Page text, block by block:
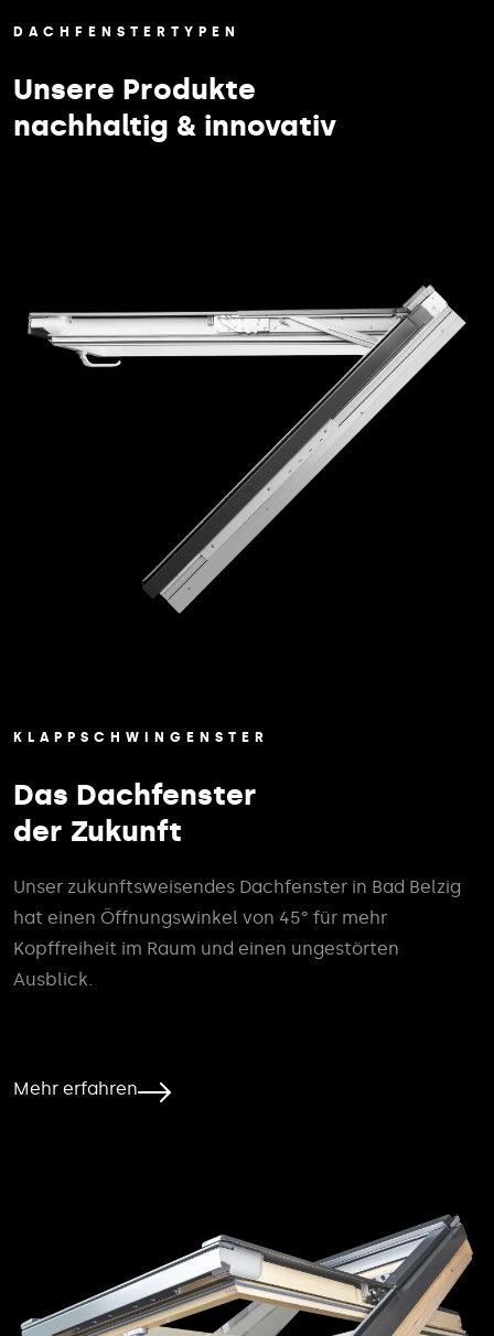
DACHFENSTERTYPEN
Unsere Produkte
nachhaltig & innovativ
KLAPPSCHWINGENSTER
Das Dachfenster
der Zukunft
Unser zukunftsweisendes Dachfenster in Bad Belzig
hat einen Öffnungswinkel von 45° für mehr
Kopffreiheit im Raum und einen ungestörten
Ausblick.
Mehr erfahren